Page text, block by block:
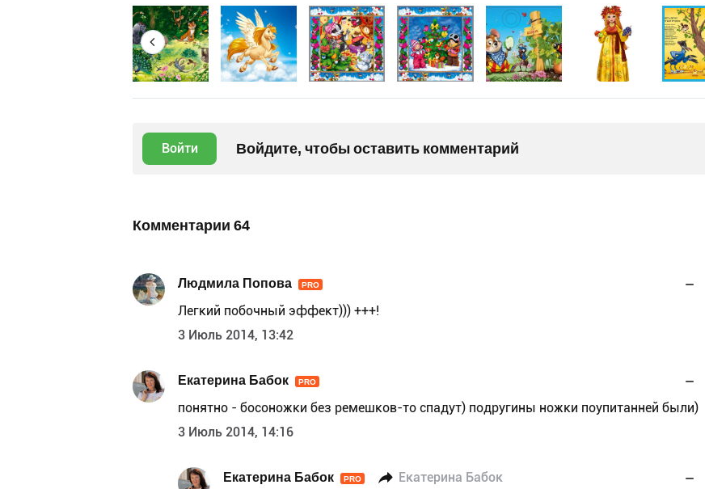
Войти Войдите, чтобы оставить комментарий
Комментарии 64
Людмила Попова PRO
Легкий побочный эффект))) +++!
3 Июль 2014, 13:42
Екатерина Бабок PRO
понятно - босоножки без ремешков-то спадут) подругины ножки поупитанней были)
3 Июль 2014, 14:16
Екатерина Бабок PRO Екатерина Бабок